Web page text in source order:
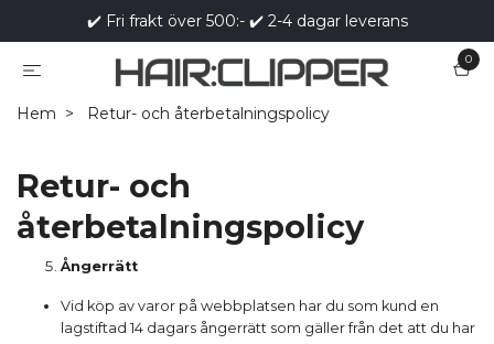
✔️ Fri frakt över 500:- ✔️ 2-4 dagar leverans
0
Hem Retur- och återbetalningspolicy
Retur- och
återbetalningspolicy
Ångerrätt
Vid köp av varor på webbplatsen har du som kund en
lagstiftad 14 dagars ångerrätt som gäller från det att du har